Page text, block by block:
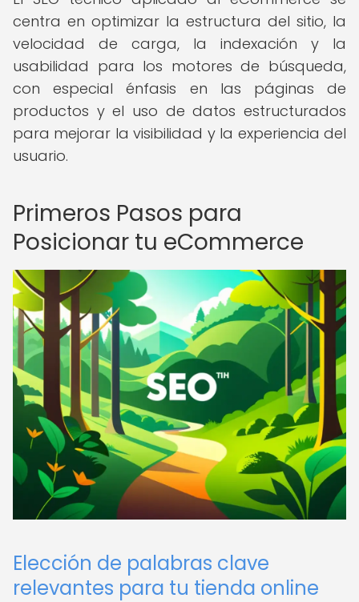
centra en optimizar la estructura del sitio, la
velocidad de carga, la indexación y la
usabilidad para los motores de búsqueda,
con especial énfasis en las páginas de
productos y el uso de datos estructurados
para mejorar la visibilidad y la experiencia del
usuario.
Primeros Pasos para
Posicionar tu eCommerce
Elección de palabras clave
relevantes para tu tienda online